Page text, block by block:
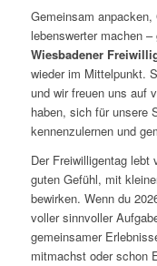
Gemeinsam
lebenswerter machen
Wiesbadener
wieder im Mittelpunkt.
und wir freuen uns auf
haben, sich für unsere
kennenzulernen und
Der Freiwilligentag lebt
guten Gefühl, mit
bewirken. Wenn du
voller sinnvoller
gemeinsamer
mitmachst oder schon